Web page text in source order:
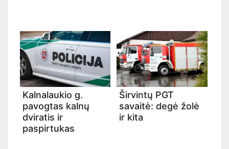
Kalnalaukio g.
pavogtas kalnų
dviratis ir
paspirtukas
Širvintų PGT
savaitė: degė žolė
ir kita